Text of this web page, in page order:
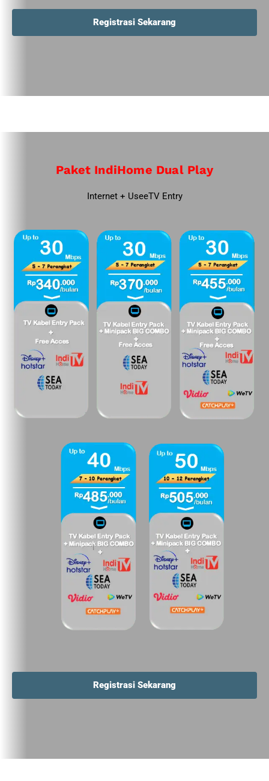
Registrasi Sekarang
Paket IndiHome Dual Play
Internet + UseeTV Entry
Registrasi Sekarang